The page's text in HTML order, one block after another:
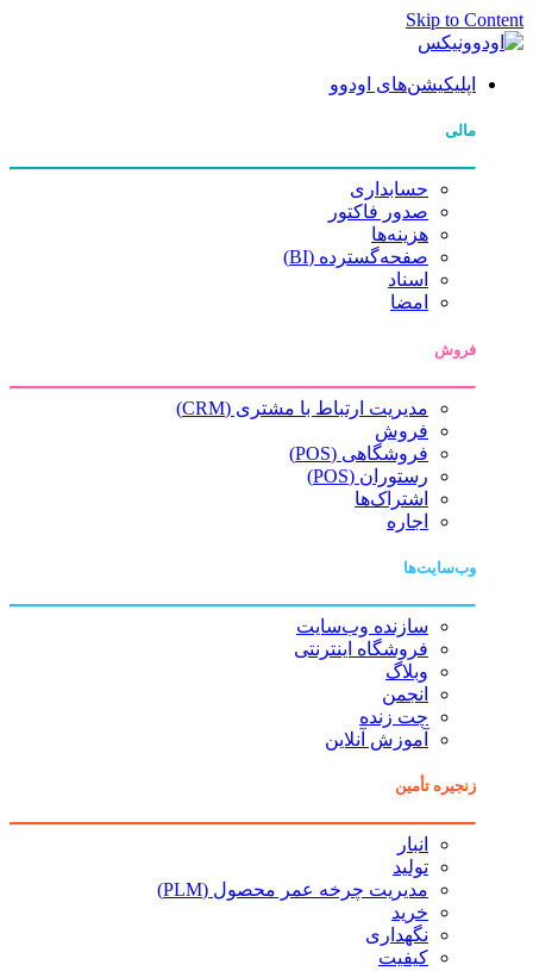
Skip to Content
اپلیکیشن‌های اودوو
مالی
حسابداری
صدور فاکتور
هزینه‌ها
صفحه‌گسترده (BI)
اسناد
امضا
فروش
مدیریت ارتباط با مشتری (CRM)
فروش
فروشگاهی (POS)
رستوران (POS)
اشتراک‌ها
اجاره
وب‌سایت‌ها
سازنده وب‌سایت
فروشگاه اینترنتی
وبلاگ
انجمن
چت زنده
آموزش آنلاین
زنجیره تأمین
انبار
تولید
مدیریت چرخه عمر محصول (PLM)
خرید
نگهداری
کیفیت